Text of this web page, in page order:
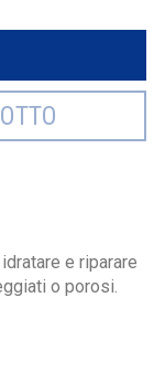
e riparare
o porosi.